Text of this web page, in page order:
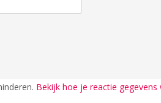
Bekijk hoe je reactie